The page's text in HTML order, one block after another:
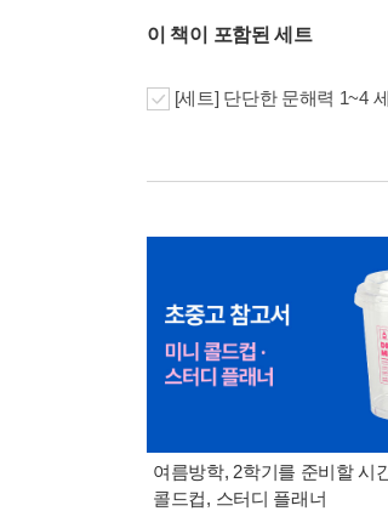
이 책이 포함된 세트
[세트] 단단한 문해력 1~4
여름방학, 2학기를 준비할 시
콜드컵, 스터디 플래너